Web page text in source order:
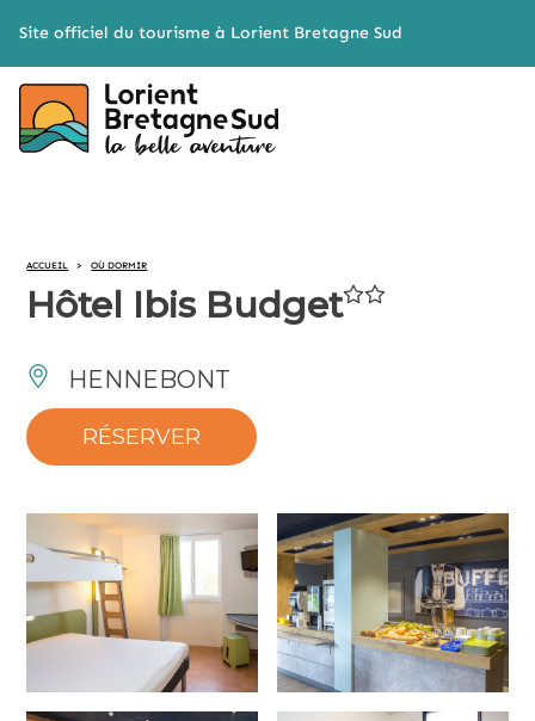
Site officiel du tourisme à Lorient Bretagne Sud
ACCUEIL > OÙ DORMIR
Hôtel Ibis Budget
HENNEBONT
RÉSERVER